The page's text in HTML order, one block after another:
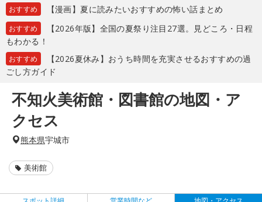
おすすめ 【漫画】夏に読みたいおすすめの怖い話まとめ
おすすめ
【2026年版】全国の夏祭り注目27選。見どころ・日程
もわかる！
おすすめ
【2026夏休み】おうち時間を充実させるおすすめの過
ごし方ガイド
不知火美術館・図書館の地図・ア
クセス
熊本県宇城市
美術館